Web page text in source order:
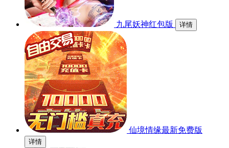
九尾妖神红包版 详情
仙境情缘最新免费版
详情